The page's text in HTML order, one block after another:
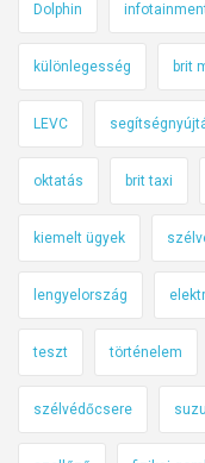
Dolphin
különlegesség brit
LEVC
oktatás brit taxi
kiemelt ügyek
lengyelország
teszt történelem
szélvédőcsere